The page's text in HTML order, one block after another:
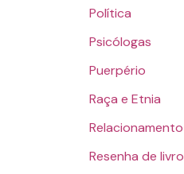
Política
Psicólogas
Puerpério
Raça e Etnia
Relacionamento
Resenha de livro